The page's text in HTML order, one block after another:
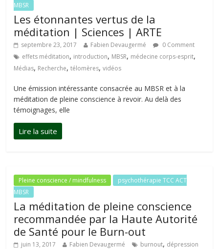
MBSR
Les étonnantes vertus de la
méditation | Sciences | ARTE
septembre 23, 2017 Fabien Devaugermé
0 Comment
effets méditation, introduction, MBSR, médecine corps-esprit,
Médias, Recherche,télomères,vidéos
Une émission intéressante consacrée au MBSR et à la
méditation de pleine conscience à revoir. Au delà des
témoignages, elle
Pleine conscience / mindfulness
psychothérapie TCC ACT
MBSR
La méditation de pleine conscience
recommandée par la Haute Autorité
de Santé pour le Burn-out
juin 13, 2017 Fabien Devaugermé burnout, dépression